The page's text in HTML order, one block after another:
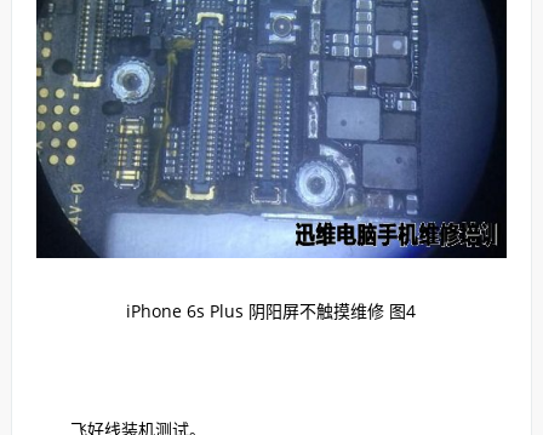
iPhone 6s Plus 阴阳屏不触摸维修 图4
飞好线装机测试。